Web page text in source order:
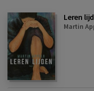
Leren
Martin